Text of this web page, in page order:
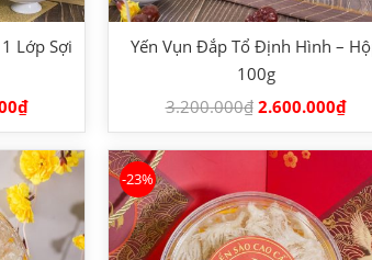
Lớp Sợi
₫
Yến Vụn Đắp Tổ Định Hình –
100g
3.200.000₫ 2.600.000₫
-23%